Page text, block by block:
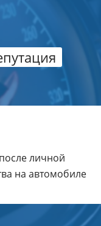
личной
на автомобиле